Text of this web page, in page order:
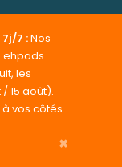
7 :Nos
ehpads
les
15 août).
vos côtés.
×